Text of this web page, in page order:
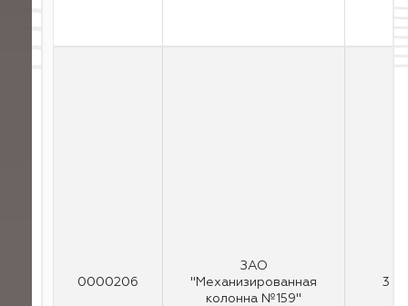
0000206
ЗАО
"Механизированная
колонна №159"
3